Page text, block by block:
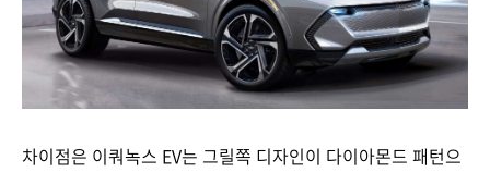
차이점은 이쿼녹스 EV는 그릴쪽 디자인이 다이아몬드 패턴으